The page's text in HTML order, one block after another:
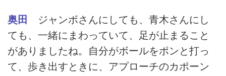
奥田
ジャンボさんにしても、青木さんにし
ても、一緒にまわっていて、足が止まること
がありましたね。自分がボールをポンと打っ
て、歩き出すときに、アプローチのカポーン